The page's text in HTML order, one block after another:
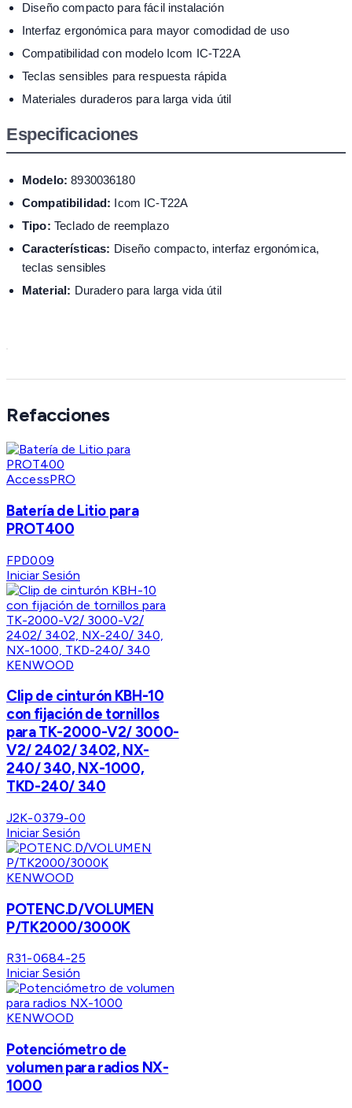
Diseño compacto para fácil instalación
Interfaz ergonómica para mayor comodidad de uso
Compatibilidad con modelo Icom IC-T22A
Teclas sensibles para respuesta rápida
Materiales duraderos para larga vida útil
Especificaciones
Modelo: 8930036180
Compatibilidad: Icom IC-T22A
Tipo: Teclado de reemplazo
Características: Diseño compacto, interfaz ergonómica,
teclas sensibles
Material: Duradero para larga vida útil
Refacciones
AccessPRO
Batería de Litio para
PROT400
FPD009
Iniciar Sesión
KENWOOD
Clip de cinturón KBH-10
con fijación de tornillos
para TK-2000-V2/ 3000-
V2/ 2402/ 3402, NX-
240/ 340, NX-1000,
TKD-240/ 340
J2K-0379-00
Iniciar Sesión
KENWOOD
POTENC.D/VOLUMEN
P/TK2000/3000K
R31-0684-25
Iniciar Sesión
KENWOOD
Potenciómetro de
volumen para radios NX-
1000